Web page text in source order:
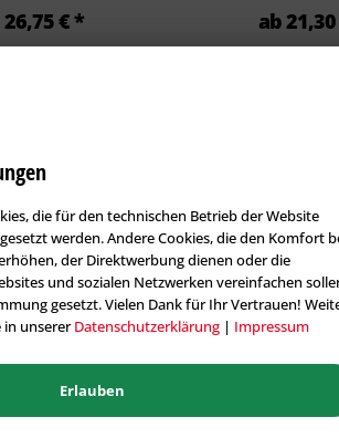
€ * ab
/ Erfahrungen
die für den technischen Betrieb der Website
werden. Andere Cookies, die den Komfort
der Direktwerbung dienen oder die
und sozialen Netzwerken vereinfachen
gesetzt. Vielen Dank für Ihr Vertrauen!
in unsererDatenschutzerklärung | Impressum
Erlauben